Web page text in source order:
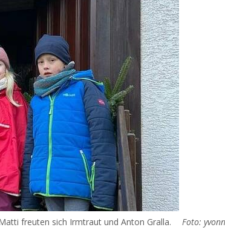
freuten sich Irmtraut und Anton Gralla. Foto: